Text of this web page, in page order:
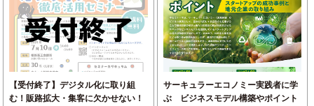
【受付終了】デジタル化に取り組
む！販路拡大・集客に欠かせない！
サーキュラーエコノミー実践者に学
ぶ ビジネスモデル構築やポイント